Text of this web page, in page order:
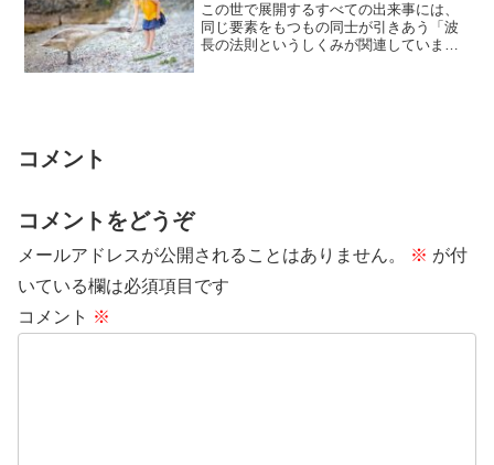
この世で展開するすべての出来事には、
同じ要素をもつもの同士が引きあう「波
長の法則というしくみが関連していま
コメント
コメントをどうぞ
メールアドレスが公開されることはありません。 ※ が付
いている欄は必須項目です
コメント ※